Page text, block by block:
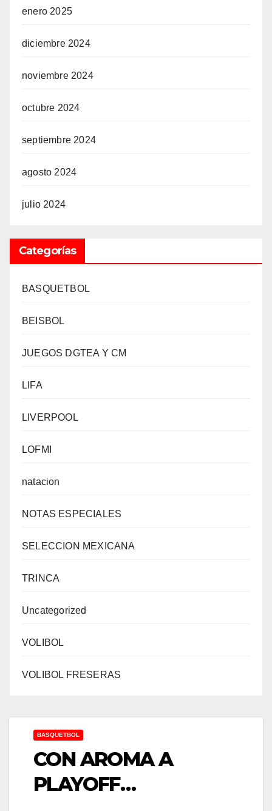
enero 2025
diciembre 2024
noviembre 2024
octubre 2024
septiembre 2024
agosto 2024
julio 2024
Categorías
BASQUETBOL
BEISBOL
JUEGOS DGTEA Y CM
LIFA
LIVERPOOL
LOFMI
natacion
NOTAS ESPECIALES
SELECCION MEXICANA
TRINCA
Uncategorized
VOLIBOL
VOLIBOL FRESERAS
BASQUETBOL
CON AROMA A
PLAYOFF…